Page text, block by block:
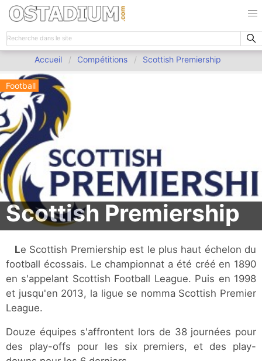
Accueil Compétitions Scottish Premiership
Football
Scottish Premiership
Le Scottish Premiership est le plus haut échelon du
football écossais. Le championnat a été créé en 1890
en s'appelant Scottish Football League. Puis en 1998
et jusqu'en 2013, la ligue se nomma Scottish Premier
League.
Douze équipes s'affrontent lors de 38 journées pour
des play-offs pour les six premiers, et des play-